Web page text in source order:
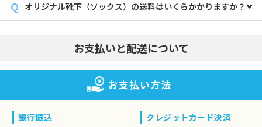
オリジナル靴下（ソックス）の送料はいくらかかりますか？
お支払いと配送について
お支払い方法
銀行振込 クレジットカード決済